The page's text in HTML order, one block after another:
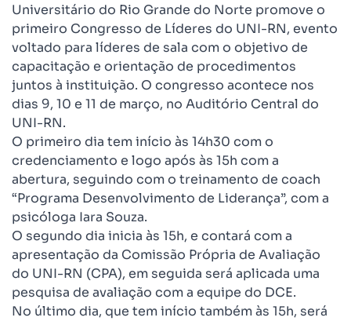
Universitário do Rio Grande do Norte promove o
primeiro Congresso de Líderes do UNI-RN, evento
voltado para líderes de sala com o objetivo de
capacitação e orientação de procedimentos
juntos à instituição. O congresso acontece nos
dias 9, 10 e 11 de março, no Auditório Central do
UNI-RN.
O primeiro dia tem início às 14h30 com o
credenciamento e logo após às 15h com a
abertura, seguindo com o treinamento de coach
“Programa Desenvolvimento de Liderança”, com a
psicóloga Iara Souza.
O segundo dia inicia às 15h, e contará com a
apresentação da Comissão Própria de Avaliação
do UNI-RN (CPA), em seguida será aplicada uma
pesquisa de avaliação com a equipe do DCE.
No último dia, que tem início também às 15h, será